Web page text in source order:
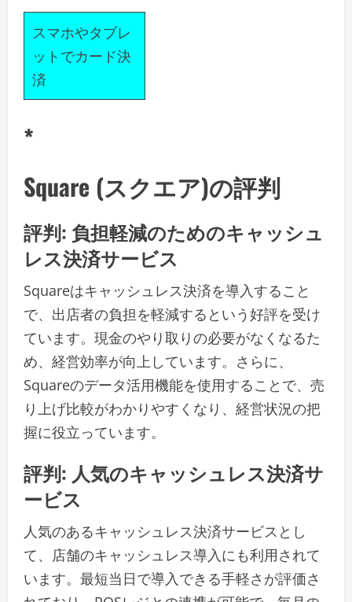
スマホやタブレ
ットでカード決
済
*
Square (スクエア)の評判
評判: 負担軽減のためのキャッシュ
レス決済サービス
Squareはキャッシュレス決済を導入すること
で、出店者の負担を軽減するという好評を受け
ています。現金のやり取りの必要がなくなるた
め、経営効率が向上しています。さらに、
Squareのデータ活用機能を使用することで、売
り上げ比較がわかりやすくなり、経営状況の把
握に役立っています。
評判: 人気のキャッシュレス決済サ
ービス
人気のあるキャッシュレス決済サービスとし
て、店舗のキャッシュレス導入にも利用されて
います。最短当日で導入できる手軽さが評価さ